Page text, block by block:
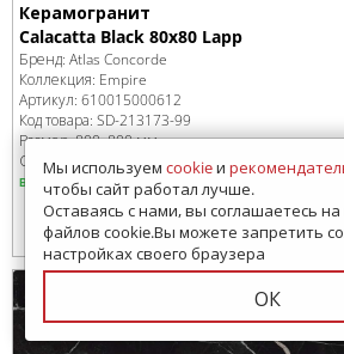
Керамогранит
Calacatta Black 80x80 Lapp
Бренд: Atlas Concorde
Коллекция: Empire
Артикул: 610015000612
Код товара: SD-213173-99
Размер:800x800 мм
Сроки доставки: 1-3 дня
в наличии
Цена:6931руб./м2
Мы используем cookieи
чтобы сайт работал лучше.
Оставаясь с нами, вы соглашаетесь
файлов cookie.Вы можете запретить
настройках своего браузера
ОК